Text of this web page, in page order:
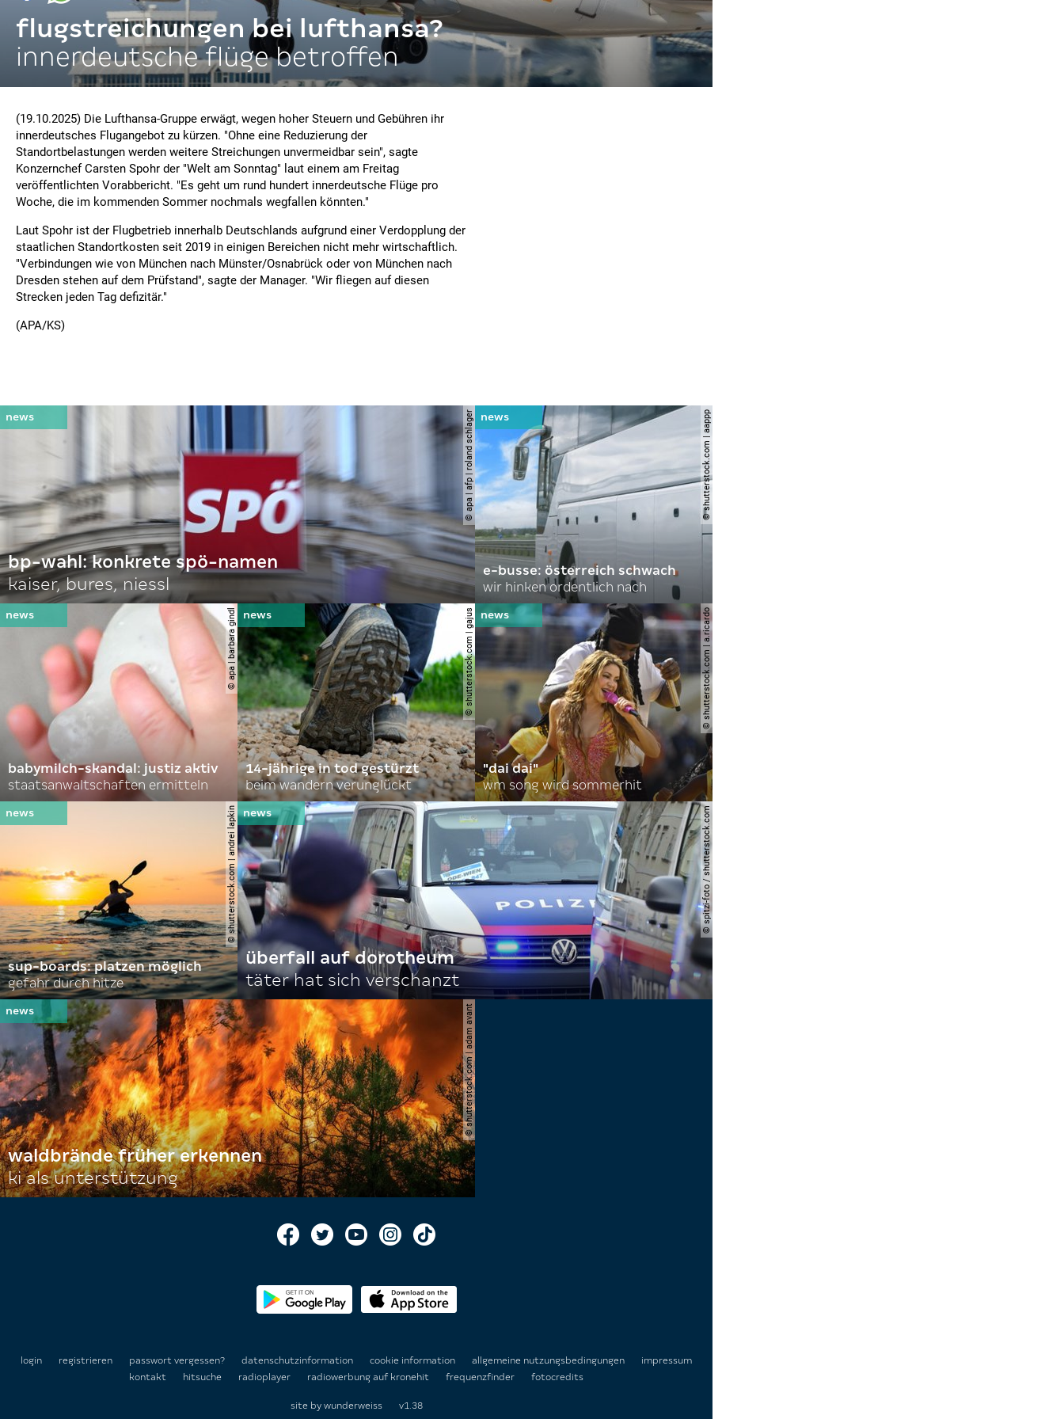
flugstreichungen bei lufthansa?
innerdeutsche flüge betroffen
(19.10.2025) Die Lufthansa-Gruppe erwägt, wegen hoher Steuern und Gebühren ihr
innerdeutsches Flugangebot zu kürzen. "Ohne eine Reduzierung der
Standortbelastungen werden weitere Streichungen unvermeidbar sein", sagte
Konzernchef Carsten Spohr der "Welt am Sonntag" laut einem am Freitag
veröffentlichten Vorabbericht. "Es geht um rund hundert innerdeutsche Flüge pro
Woche, die im kommenden Sommer nochmals wegfallen könnten."
Laut Spohr ist der Flugbetrieb innerhalb Deutschlands aufgrund einer Verdopplung der
staatlichen Standortkosten seit 2019 in einigen Bereichen nicht mehr wirtschaftlich.
"Verbindungen wie von München nach Münster/Osnabrück oder von München nach
Dresden stehen auf dem Prüfstand", sagte der Manager. "Wir fliegen auf diesen
Strecken jeden Tag defizitär."
(APA/KS)
© apa | afp | roland schlager
bp-wahl: konkrete spö-namen
kaiser, bures, niessl
© shutterstock.com | aappp
e-busse: österreich schwach
wir hinken ordentlich nach
© apa | barbara gindl
babymilch-skandal: justiz aktiv
staatsanwaltschaften ermitteln
© shutterstock.com | gajus
14-jährige in tod gestürzt
beim wandern verunglückt
© shutterstock.com | a.ricardo
"dai dai"
wm song wird sommerhit
© shutterstock.com | andrei lapkin
sup-boards: platzen möglich
gefahr durch hitze
© spitzi-foto / shutterstock.com
überfall auf dorotheum
täter hat sich verschanzt
© shutterstock.com | adam avant
waldbrände früher erkennen
ki als unterstützung
login registrieren passwort vergessen? datenschutzinformation cookie information allgemeine nutzungsbedingungen
impressum
kontakt
hitsuche radioplayer radiowerbung auf kronehit frequenzfinder fotocredits
site by wunderweiss v1.38